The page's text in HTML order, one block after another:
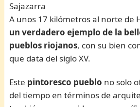
Sajazarra
A unos 17 kilómetros al norte de
un verdadero ejemplo de la
pueblos riojanos, con su bien
que data del siglo XV.
Este pintoresco pueblo no solo
del tiempo en términos de